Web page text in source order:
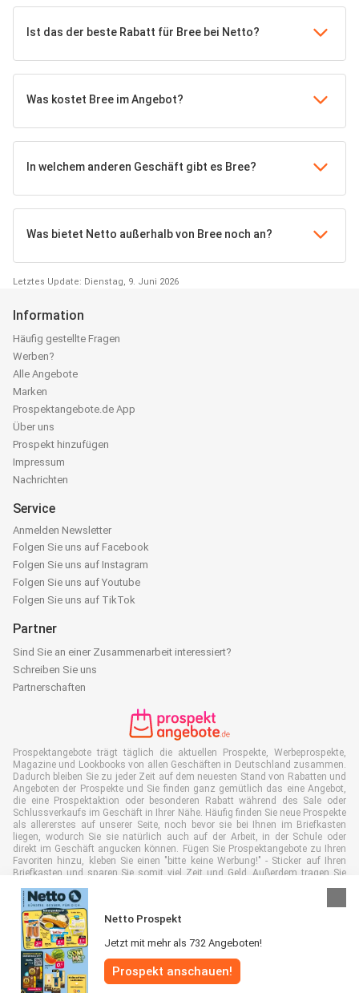
Ist das der beste Rabatt für Bree bei Netto?
Was kostet Bree im Angebot?
In welchem anderen Geschäft gibt es Bree?
Was bietet Netto außerhalb von Bree noch an?
Letztes Update: Dienstag, 9. Juni 2026
Netto Prospekt
Jetzt mit mehr als 732 Angeboten!
Prospekt anschauen!
Information
Häufig gestellte Fragen
Werben?
Alle Angebote
Marken
Prospektangebote.de App
Über uns
Prospekt hinzufügen
Impressum
Nachrichten
Service
Anmelden Newsletter
Folgen Sie uns auf Facebook
Folgen Sie uns auf Instagram
Folgen Sie uns auf Youtube
Folgen Sie uns auf TikTok
Partner
Sind Sie an einer Zusammenarbeit interessiert?
Schreiben Sie uns
Partnerschaften
Prospektangebote trägt täglich die aktuellen Prospekte, Werbeprospekte,
Magazine und Lookbooks von allen Geschäften in Deutschland zusammen.
Dadurch bleiben Sie zu jeder Zeit auf dem neuesten Stand von Rabatten und
Angeboten der Prospekte und Sie finden ganz gemütlich das eine Angebot,
die eine Prospektaktion oder besonderen Rabatt während des Sale oder
Schlussverkaufs im Geschäft in Ihrer Nähe. Häufig finden Sie neue Prospekte
als allererstes auf unserer Seite, noch bevor sie bei Ihnen im Briefkasten
liegen, wodurch Sie sie natürlich auch auf der Arbeit, in der Schule oder
direkt im Geschäft angucken können. Fügen Sie Prospektangebote zu Ihren
Favoriten hinzu, kleben Sie einen "bitte keine Werbung!" - Sticker auf Ihren
Briefkasten und sparen Sie somit viel Zeit und Geld. Außerdem tragen Sie
ist.
Alle Rechte vorbehalten © Prospektangebote.de 2026 |
|Allgemeine Geschäftsbedingungen